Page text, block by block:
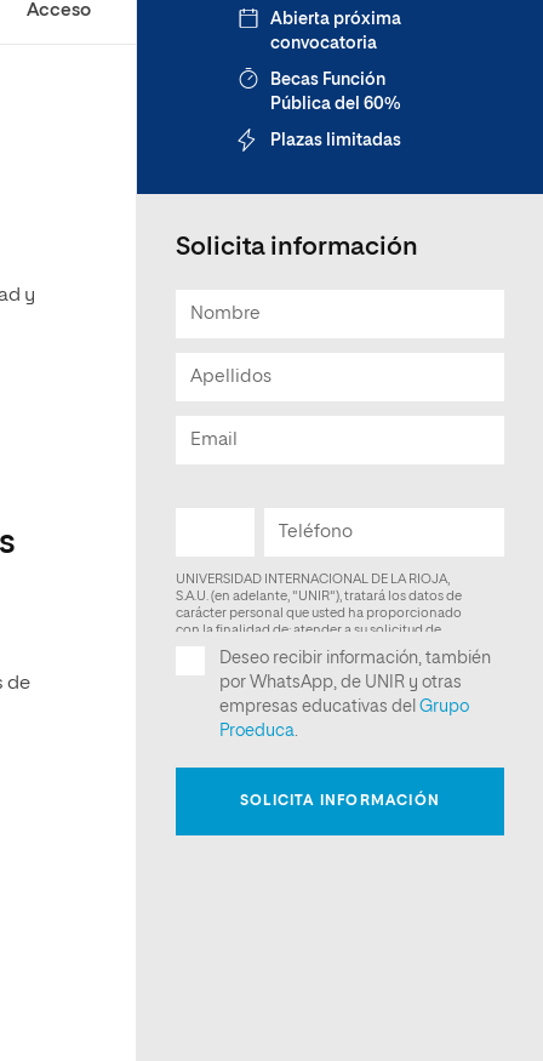
Acceso
y
de
Abierta próxima
convocatoria
Becas Función
Pública del 60%
Plazas limitadas
Solicita información